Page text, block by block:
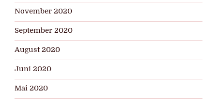
November 2020
September 2020
August 2020
Juni 2020
Mai 2020